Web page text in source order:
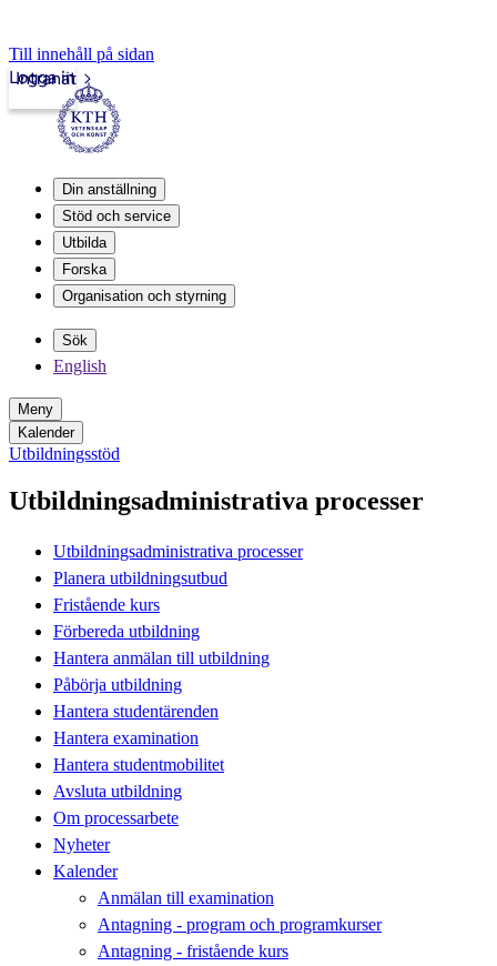
Till innehåll på sidan
Intranät
Logga in
Din anställning
Stöd och service
Utbilda
Forska
Organisation och styrning
Sök
English
Meny
Kalender
Utbildningsstöd
Utbildningsadministrativa processer
Utbildningsadministrativa processer
Planera utbildningsutbud
Fristående kurs
Förbereda utbildning
Hantera anmälan till utbildning
Påbörja utbildning
Hantera studentärenden
Hantera examination
Hantera studentmobilitet
Avsluta utbildning
Om processarbete
Nyheter
Kalender
Anmälan till examination
Antagning - program och programkurser
Antagning - fristående kurs